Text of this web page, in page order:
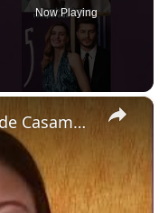
Now Playing
×
Novas temporadas de Casamento às Cegas já está disponível